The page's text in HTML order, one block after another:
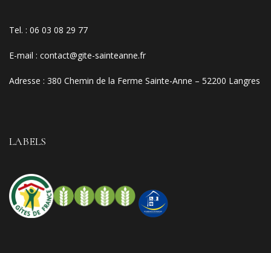
Tel. : 06 03 08 29 77
E-mail : contact@gite-sainteanne.fr
Adresse : 380 Chemin de la Ferme Sainte-Anne – 52200 Langres
LABELS